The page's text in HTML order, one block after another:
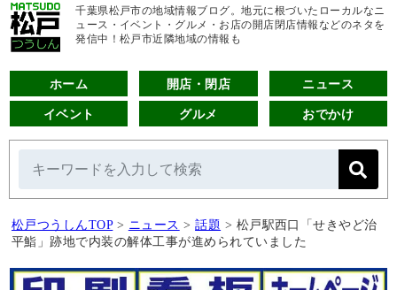
千葉県松戸市の地域情報ブログ。地元に根づいたローカルなニ
ュース・イベント・グルメ・お店の開店閉店情報などのネタを
発信中！松戸市近隣地域の情報も
ホーム 開店・閉店 ニュース
イベント グルメ おでかけ
松戸つうしんTOP > ニュース > 話題 > 松戸駅西口「せきやど治
平鮨」跡地で内装の解体工事が進められていました